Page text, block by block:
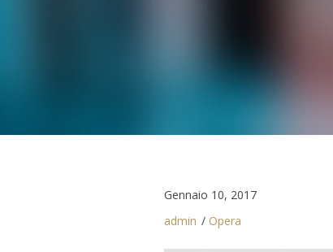
Gennaio 10, 2017
admin
Opera